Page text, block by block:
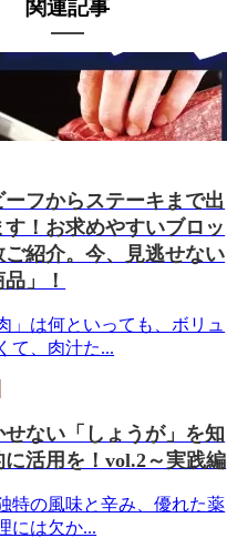
関連記事
ーフからステーキまで出
！お求めやすいブロッ
ご紹介。今、見逃せない
」！
」は何といっても、ボリュ
て、肉汁た...
ない「しょうが」を知
に活用を！vol.2～実践編
特の風味と辛み、優れた薬
には欠か...